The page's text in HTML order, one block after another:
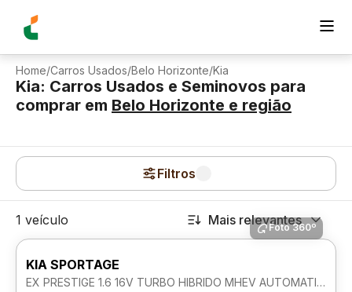
Home/Carros Usados/Belo Horizonte/Kia
Kia: Carros Usados e Seminovos para
comprar em Belo Horizonte e região
Filtros
1 veículo Mais relevantes
Foto 360º
KIA SPORTAGE
EX PRESTIGE 1.6 16V TURBO HIBRIDO MHEV AUTOMATICO